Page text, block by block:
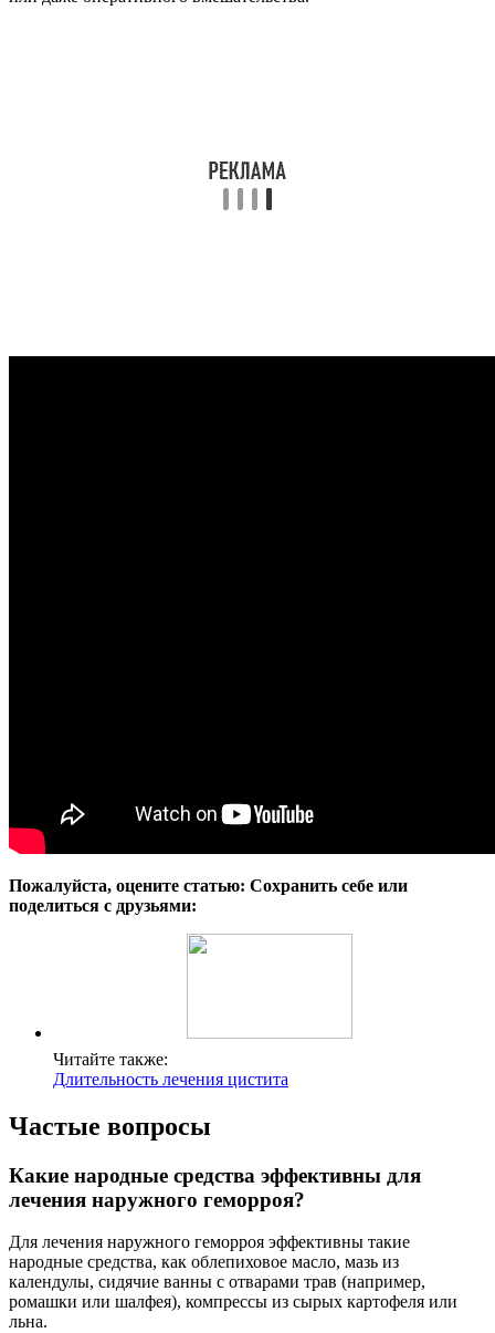
Пожалуйста, оцените статью: Сохранить себе или
поделиться с друзьями:
Читайте также:
Длительность лечения цистита
Частые вопросы
Какие народные средства эффективны для
лечения наружного геморроя?
Для лечения наружного геморроя эффективны такие
народные средства, как облепиховое масло, мазь из
календулы, сидячие ванны с отварами трав (например,
ромашки или шалфея), компрессы из сырых картофеля или
льна.